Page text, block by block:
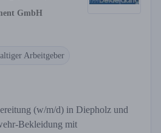
GmbH
Arbeitgeber
(w/m/d) in Diepholz und
Bekleidung mit